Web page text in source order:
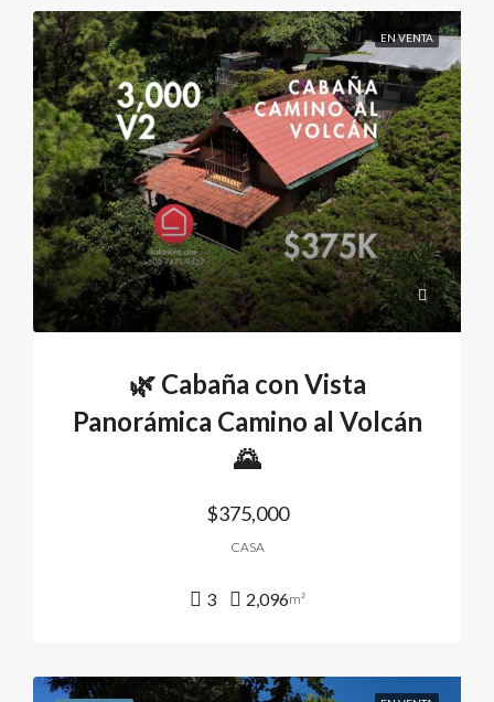
EN VENTA
🌿 Cabaña con Vista
Panorámica Camino al Volcán
🌄
$375,000
CASA
3 2,096m²